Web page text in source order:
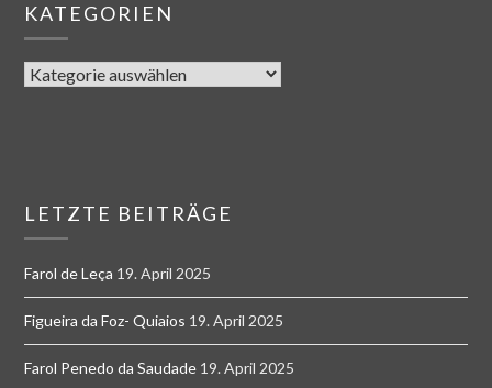
KATEGORIEN
LETZTE BEITRÄGE
Farol de Leça 19. April 2025
Figueira da Foz- Quiaios 19. April 2025
Farol Penedo da Saudade 19. April 2025